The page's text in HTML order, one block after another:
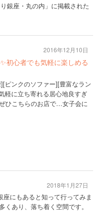
銀座・丸の内」に掲載された
初心者でも気軽に楽しめる
ピンクのソファー][豊富なラン
に立ち寄れる居心地良すぎ
ひこちらのお店で…女子会に
2016年12月10日
にもあると知って行ってみま
くあり、落ち着く空間です。
2018年1月27日